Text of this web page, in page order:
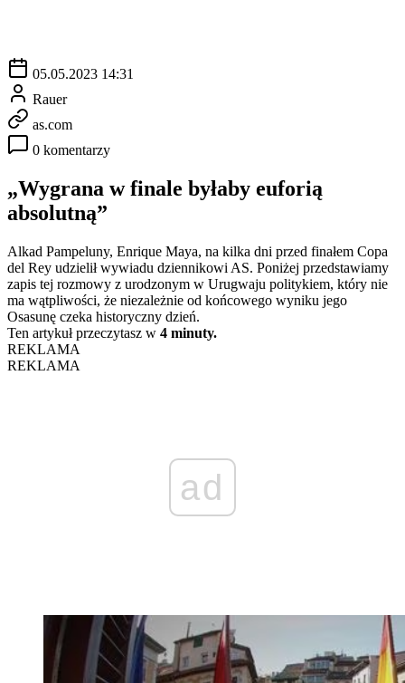
05.05.2023 14:31
Rauer
as.com
0 komentarzy
„Wygrana w finale byłaby euforią
absolutną”
Alkad Pampeluny, Enrique Maya, na kilka dni przed finałem Copa
del Rey udzielił wywiadu dziennikowi AS. Poniżej przedstawiamy
zapis tej rozmowy z urodzonym w Urugwaju politykiem, który nie
ma wątpliwości, że niezależnie od końcowego wyniku jego
Osasunę czeka historyczny dzień.
Ten artykuł przeczytasz w 4 minuty.
REKLAMA
REKLAMA
ad